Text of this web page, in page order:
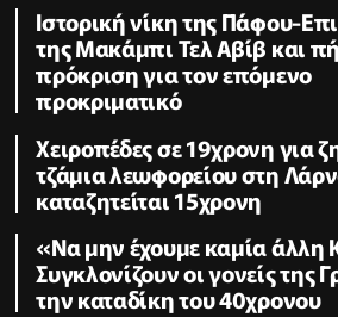
Ιστορική νίκη της Πάφου-
της Μακάμπι Τελ Αβίβ και
πρόκριση για τον επόμενο
προκριματικό
Χειροπέδες σε 19χρονη για
τζάμια λεωφορείου στη
καταζητείται 15χρονη
«Να μην έχουμε καμία άλλη
Συγκλονίζουν οι γονείς της
την καταδίκη του 40χρονου